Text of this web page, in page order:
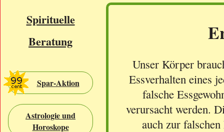
Spirituelle
Beratung
Spar-Aktion
Astrologie und
Horoskope
Unser Körper
Essverhalten eines
falsche
verursacht werden.
auch zur